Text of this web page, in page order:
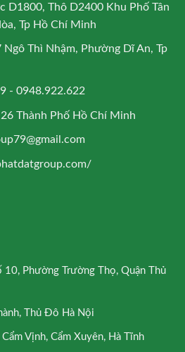
D1800, Thô D2400 Khu Phố Tân
Tp Hồ Chí Minh
Thì Nhậm, Phường Dĩ An, Tp
- 0948.922.622
Thành Phố Hồ Chí Minh
Phường Trường Thọ, Quận Thủ
Thủ Đô Hà Nội
Cẩm Vịnh, Cẩm Xuyên, Hà Tĩnh